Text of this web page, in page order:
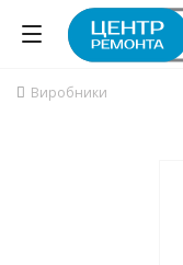
Виробники